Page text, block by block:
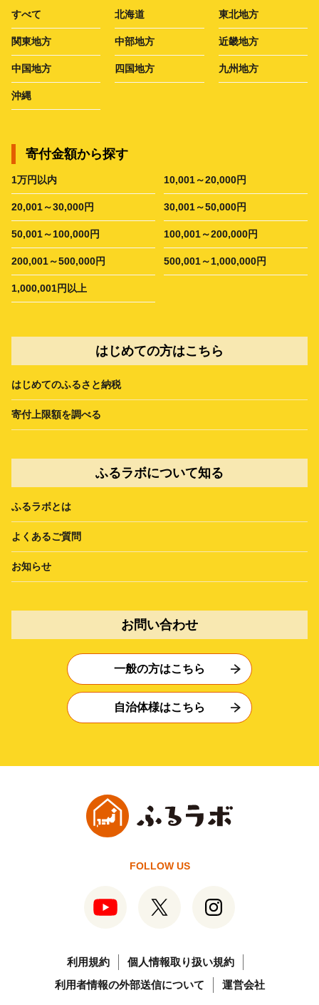
すべて 北海道 東北地方
関東地方 中部地方 近畿地方
中国地方 四国地方 九州地方
沖縄
寄付金額から探す
1万円以内 10,001～20,000円
20,001～30,000円 30,001～50,000円
50,001～100,000円 100,001～200,000円
200,001～500,000円 500,001～1,000,000円
1,000,001円以上
はじめての方はこちら
はじめてのふるさと納税
寄付上限額を調べる
ふるラボについて知る
ふるラボとは
よくあるご質問
お知らせ
お問い合わせ
一般の方はこちら
自治体様はこちら
FOLLOW US
利用規約
個人情報取り扱い規約
利用者情報の外部送信について
運営会社